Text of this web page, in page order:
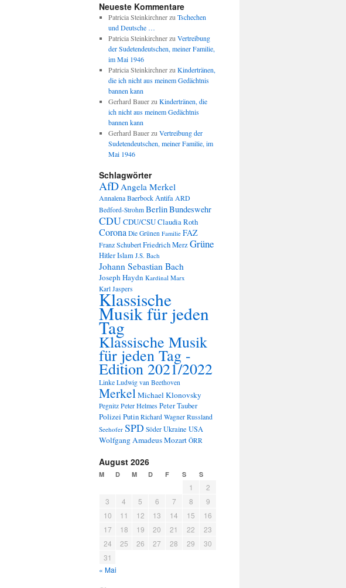
Neueste Kommentare
Patricia Steinkirchnerzu Tschechen
und Deutsche …
Patricia Steinkirchnerzu Vertreibung
der Sudetendeutschen, meiner Familie,
im Mai 1946
Patricia Steinkirchnerzu Kindertränen,
die ich nicht aus meinem Gedächtnis
bannen kann
Gerhard Bauerzu Kindertränen, die
ich nicht aus meinem Gedächtnis
bannen kann
Gerhard Bauerzu Vertreibung der
Sudetendeutschen, meiner Familie, im
Mai 1946
Schlagwörter
AfDAngela Merkel
Annalena BaerbockAntifa ARD
Bedford-Strohm BerlinBundeswehr
CDUCDU/CSUClaudia Roth
Corona Die Grünen Familie FAZ
Franz SchubertFriedrich MerzGrüne
HitlerIslam J.S. Bach
Johann Sebastian Bach
Joseph Haydn Kardinal Marx
Karl Jaspers
Klassische
Musik für jeden
Tag
Klassische Musik
für jeden Tag -
Edition 2021/2022
Linke Ludwig van Beethoven
MerkelMichael Klonovsky
Pegnitz Peter HelmesPeter Tauber
PolizeiPutin Richard Wagner Russland
Seehofer SPD Söder Ukraine USA
Wolfgang Amadeus Mozart ÖRR
August 2026
M D M D F S S
1
2
3
4 5 6 7 8
9
10
11 12 13 14 15
16
17
18 19 20 21 22
23
24
25 26 27 28 29
30
31
« Mai